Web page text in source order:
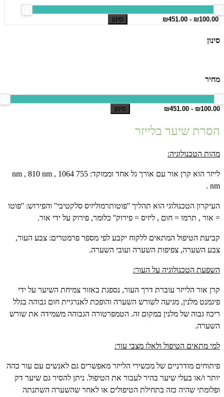
סינון
סינון
מחיר
סינון
הסרת שיער בלייזר
מהות הטכנולוגיה:
לייזר הוא קרן אור עם אורך גל אחד וממוקד: 755
nm , 810 nm , 1064
nm
.
העיקרון הטכנולוגי הוא תהליך ''פוטותרמוליזיס סלקטיבי'' והפירוש: ''פוטו
= אור , תרמו = חום , ליזיס = פירוק'' כלומר, פירוק על ידי אור.
קביעת הטיפול המתאים ללקוח יקבע לפי מספר פרמטרים: צבע העור,
צבע השערה, צפיפות השערה ועובי השערה.
השפעת הטכנולוגיה על העור:
קרן אור הלייזר עוברת דרך העור, נספגת באזור צמיחת השיער על ידי
פיגמנט מלנין, מגיעה לשורש השערה והופכת לאנרגיית חום גבוהה בגלל
ריכוז גבוה של מלנין במקום זה. הטמפרטורה הגבוהה משמידה את שורש
השערה.
למי מתאים הטיפול ולאלו מצבי עור:
פיתוחים מודרניים של מכשירי הלייזר מאפשרים גם לאנשים עם עור כהה
יותר ו/או בעלי שיער בהיר לעבור את הטיפול. ניתן להסיר גם שיער דק
ופלומתי שהיה כזה בתחילת הטיפולים או לאחר שהשערה השתנתה